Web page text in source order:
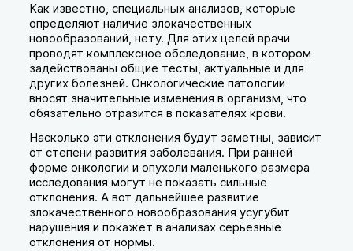
Как известно, специальных анализов, которые
определяют наличие злокачественных
новообразований, нету. Для этих целей врачи
проводят комплексное обследование, в котором
задействованы общие тесты, актуальные и для
других болезней. Онкологические патологии
вносят значительные изменения в организм, что
обязательно отразится в показателях крови.
Насколько эти отклонения будут заметны, зависит
от степени развития заболевания. При ранней
форме онкологии и опухоли маленького размера
исследования могут не показать сильные
отклонения. А вот дальнейшее развитие
злокачественного новообразования усугубит
нарушения и покажет в анализах серьезные
отклонения от нормы.